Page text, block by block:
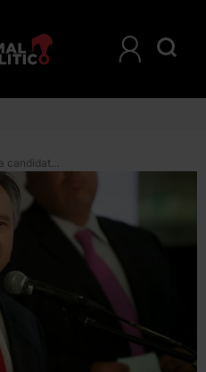
Entregan 20 mil firmas contra candidatura de Medina Mora a la Corte